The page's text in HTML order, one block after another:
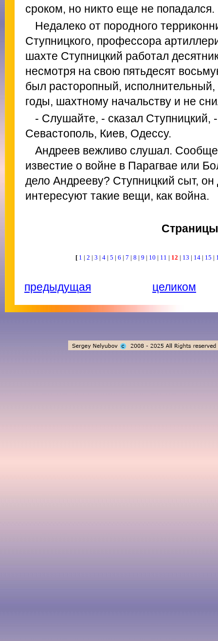
сроком, но никто еще не попадался.
Недалеко от породного
Ступницкого, профессора
шахте Ступницкий работал
несмотря на свою пятьдесят
был расторопный,
годы, шахтному начальству и не
- Слушайте, - сказал
Севастополь, Киев, Одессу.
Андреев вежливо слушал.
известие о войне в Парагвае или
дело Андрееву? Ступницкий сыт, он
интересуют такие вещи, как война.
Страницы
[ 1 | 2 | 3 | 4 | 5 | 6 | 7 | 8 | 9 | 10 | 11 | 12 | 13 | 14 | 15 |
предыдущая целиком